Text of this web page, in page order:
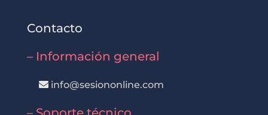
Contacto
– Información general
info@sesiononline.com